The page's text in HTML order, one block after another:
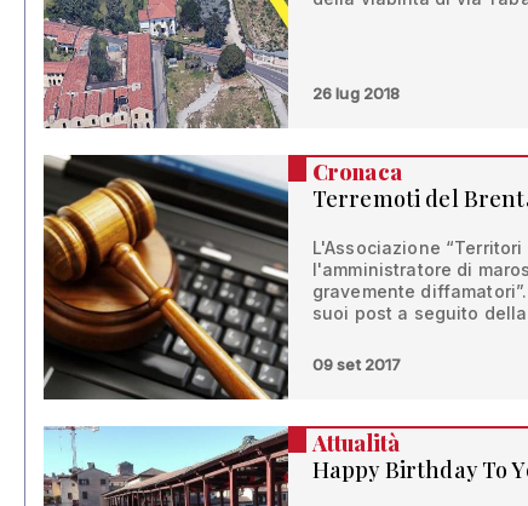
26 lug 2018
Cronaca
Terremoti del
L'Associazione
l'amministratore di
gravemente
suoi post a seguito
09 set 2017
Attualità
Happy Birthday To